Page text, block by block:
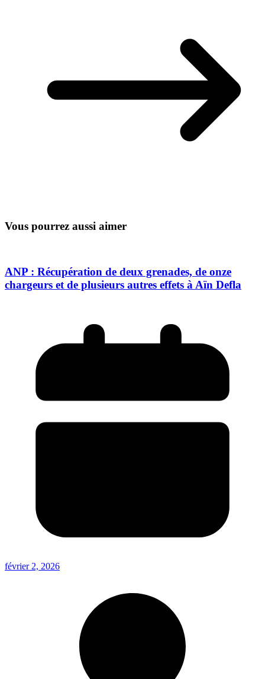
Vous pourrez aussi aimer
ANP : Récupération de deux grenades, de onze
chargeurs et de plusieurs autres effets à Aïn Defla
février 2, 2026